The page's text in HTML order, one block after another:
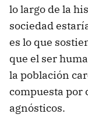
lo largo de la
sociedad
es lo que
que el ser
la población
compuesta por
agnósticos.